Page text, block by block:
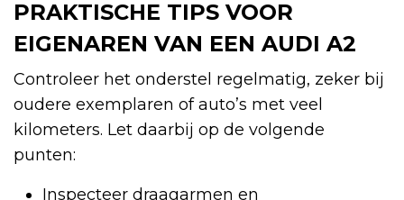
PRAKTISCHE TIPS VOOR
EIGENAREN VAN EEN AUDI A2
Controleer het onderstel regelmatig, zeker bij
oudere exemplaren of auto’s met veel
kilometers. Let daarbij op de volgende
punten:
Inspecteer draagarmen en